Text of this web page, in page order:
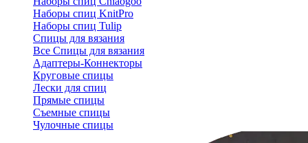
Наборы спиц KnitPro
Наборы спиц Tulip
Спицы для вязания
Все Спицы для вязания
Адаптеры-Коннекторы
Круговые спицы
Лески для спиц
Прямые спицы
Съемные спицы
Чулочные спицы